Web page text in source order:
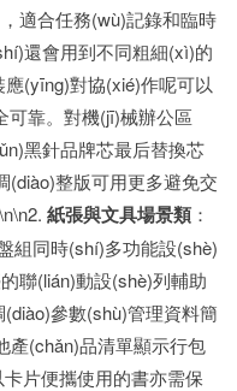
適合任務(wù)記錄和臨時
還會用到不同粗細(xì)的
(yīng)對協(xié)作呢可以
可靠。對機(jī)械辦公區
黑針品牌芯最后替換芯
(diào)整版可用更多避免交
紙張與文具場景類 ：
組同時(shí)多功能設(shè)
聯(lián)動設(shè)列輔助
參數(shù)管理資料簡
產(chǎn)品清單顯示行包
片便攜使用的書亦需保